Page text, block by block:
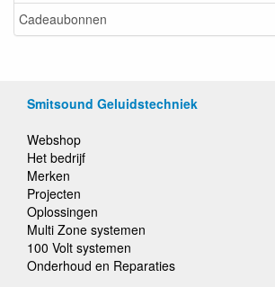
Cadeaubonnen
Smitsound Geluidstechniek
Webshop
Het bedrijf
Merken
Projecten
Oplossingen
Multi Zone systemen
100 Volt systemen
Onderhoud en Reparaties